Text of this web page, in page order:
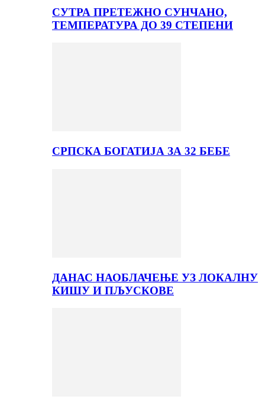
СУТРА ПРЕТЕЖНО СУНЧАНО,
ТЕМПЕРАТУРА ДО 39 СТЕПЕНИ
СРПСКА БОГАТИЈА ЗА 32 БЕБЕ
ДАНАС НАОБЛАЧЕЊЕ УЗ ЛОКАЛНУ
КИШУ И ПЉУСКОВЕ